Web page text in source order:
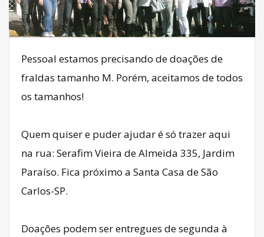
Pessoal estamos precisando de doações de
fraldas tamanho M. Porém, aceitamos de todos
os tamanhos!
Quem quiser e puder ajudar é só trazer aqui
na rua: Serafim Vieira de Almeida 335, Jardim
Paraíso. Fica próximo a Santa Casa de São
Carlos-SP.
Doações podem ser entregues de segunda à